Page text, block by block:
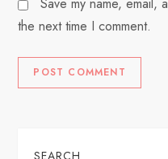
Save my name, email,
the next time I comment.